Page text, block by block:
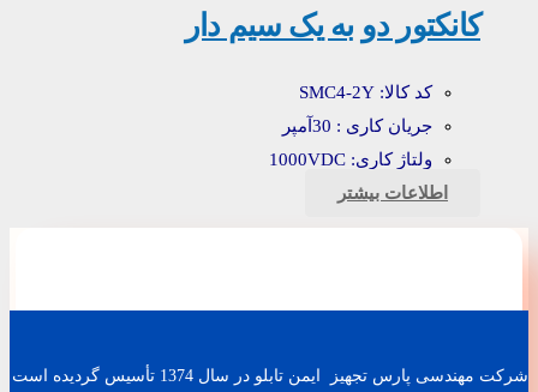
کانکتور دو به یک سیم دار
کد کالا: SMC4-2Y
جریان کاری : 30آمپر
ولتاژ کاری: 1000VDC
اطلاعات بیشتر
شرکت مهندسی پارس تجهیز ایمن تابلو در سال 1374 تأسیس گردیده است